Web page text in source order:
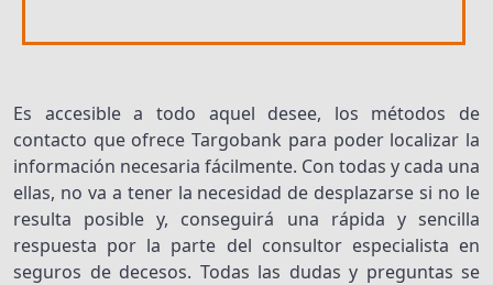
Es accesible a todo aquel desee, los métodos de
contacto que ofrece Targobank para poder localizar la
información necesaria fácilmente. Con todas y cada una
ellas, no va a tener la necesidad de desplazarse si no le
resulta posible y, conseguirá una rápida y sencilla
respuesta por la parte del consultor especialista en
seguros de decesos. Todas las dudas y preguntas se